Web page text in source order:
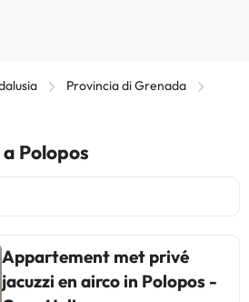
Provincia di Grenada
Polopos
Appartement met privé
jacuzzi en airco in Polopos -